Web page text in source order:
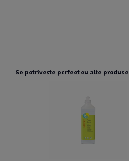
Se potrivește perfect cu alte